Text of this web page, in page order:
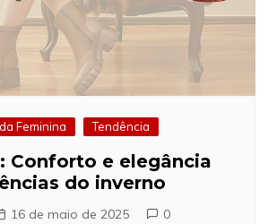
Feminina Tendência
Conforto e elegância
do inverno
16 de maio de 2025 0